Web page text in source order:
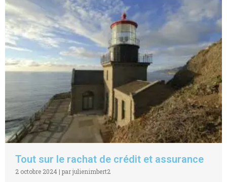
Tout sur le rachat de crédit et assurance
2 octobre 2024 | par julienimbert2